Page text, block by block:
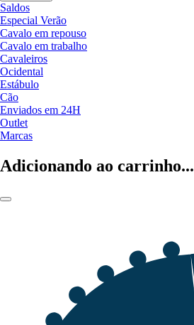
Saldos
Especial Verão
Cavalo em repouso
Cavalo em trabalho
Cavaleiros
Ocidental
Estábulo
Cão
Enviados em 24H
Outlet
Marcas
Adicionando ao carrinho...